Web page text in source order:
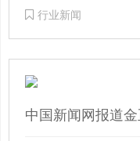
行业新闻
中国新闻网报道